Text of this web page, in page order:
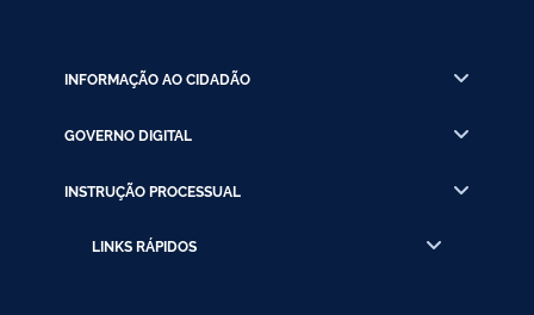
INFORMAÇÃO AO CIDADÃO
GOVERNO DIGITAL
INSTRUÇÃO PROCESSUAL
LINKS RÁPIDOS